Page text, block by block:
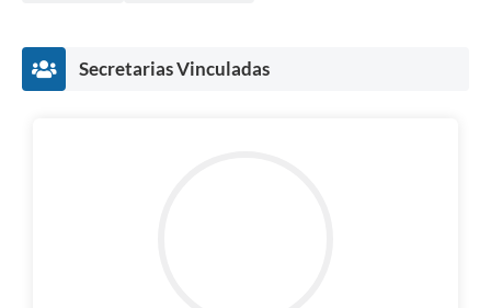
Secretarias Vinculadas